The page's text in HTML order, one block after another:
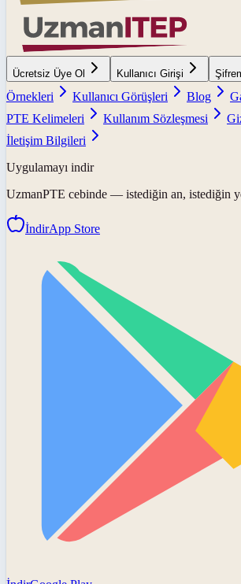
Ücretsiz Üye Ol Kullanıcı Girişi
Örnekleri
Kullanıcı Görüşleri Blog
PTE Kelimeleri
Kullanım Sözleşmesi
İletişim Bilgileri
Uygulamayı indir
UzmanPTE cebinde — istediğin an, istediğin
İndirApp Store